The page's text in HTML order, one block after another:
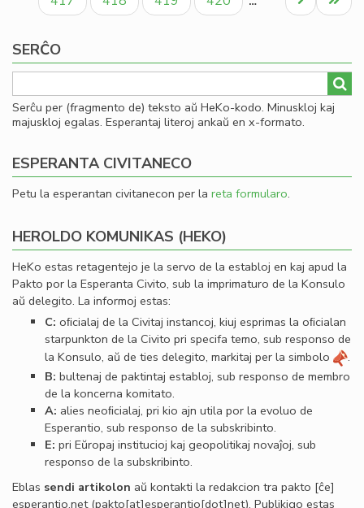
Chong- page
page
SERĈO
Serĉu per (fragmento de) teksto aŭ HeKo-kodo. Minuskloj kaj
majuskloj egalas. Esperantaj literoj ankaŭ en x-formato.
ESPERANTA CIVITANECO
Petu la esperantan civitanecon per la reta formularo.
HEROLDO KOMUNIKAS (HEKO)
HeKo estas retagentejo je la servo de la establoj en kaj apud la
Pakto por la Esperanta Civito, sub la imprimaturo de la Konsulo
aŭ delegito. La informoj estas:
C: oﬁcialaj de la Civitaj instancoj, kiuj esprimas la oﬁcialan
starpunkton de la Civito pri specifa temo, sub responso de
la Konsulo, aŭ de ties delegito, markitaj per la simbolo
.
B: bultenaj de paktintaj establoj, sub responso de membro
de la koncerna komitato.
A: alies neoﬁcialaj, pri kio ajn utila por la evoluo de
Esperantio, sub responso de la subskribinto.
E: pri Eŭropaj institucioj kaj geopolitikaj novaĵoj, sub
responso de la subskribinto.
Eblas sendi artikolon aŭ kontakti la redakcion tra pakto [ĉe]
esperantio.net(pakto[at]esperantio[dot]net). Publikigo estas